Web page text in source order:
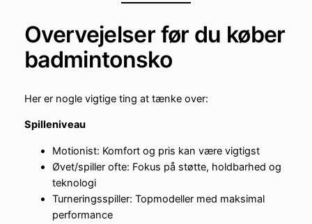
Overvejelser før du køber
badmintonsko
Her er nogle vigtige ting at tænke over:
Spilleniveau
Motionist: Komfort og pris kan være vigtigst
Øvet/spiller ofte: Fokus på støtte, holdbarhed og
teknologi
Turneringsspiller: Topmodeller med maksimal
performance